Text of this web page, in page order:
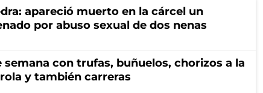
apareció muerto en la cárcel un
por abuso sexual de dos nenas
semana con trufas, buñuelos, chorizos a la
y también carreras